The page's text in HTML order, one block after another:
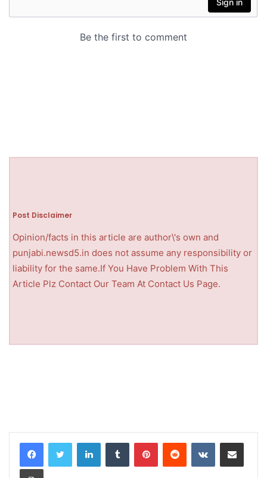
Post Disclaimer
Opinion/facts in this article are author\'s own and
punjabi.newsd5.in does not assume any responsibility or
liability for the same.If You Have Problem With This
Article Plz Contact Our Team At Contact Us Page.